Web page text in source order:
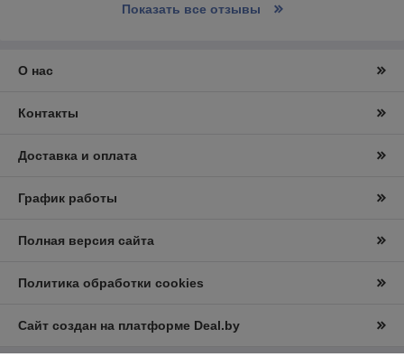
Показать все отзывы
О нас
Контакты
Доставка и оплата
График работы
Полная версия сайта
Политика обработки cookies
Сайт создан на платформе Deal.by